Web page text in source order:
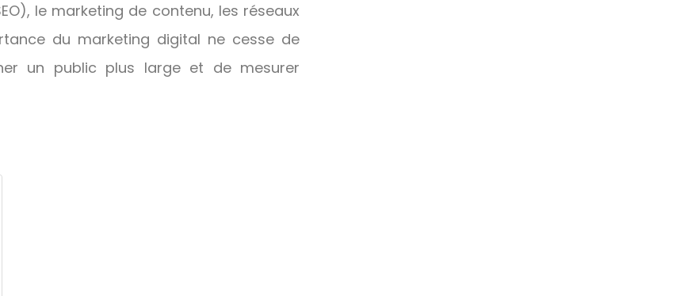
le marketing de contenu, les réseaux
du marketing digital ne cesse de
un public plus large et de mesurer